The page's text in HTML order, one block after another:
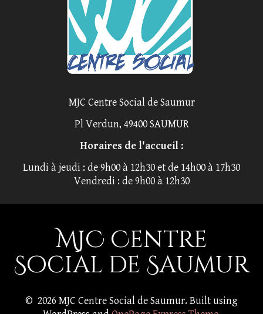
MJC Centre Social de Saumur
Pl Verdun, 49400 SAUMUR
Horaires de l'accueil :
Lundi à jeudi : de 9h00 à 12h30 et de 14h00 à 17h30
Vendredi : de 9h00 à 12h30
MJC Centre
Social de Saumur
© 2026 MJC Centre Social de Saumur. Built using